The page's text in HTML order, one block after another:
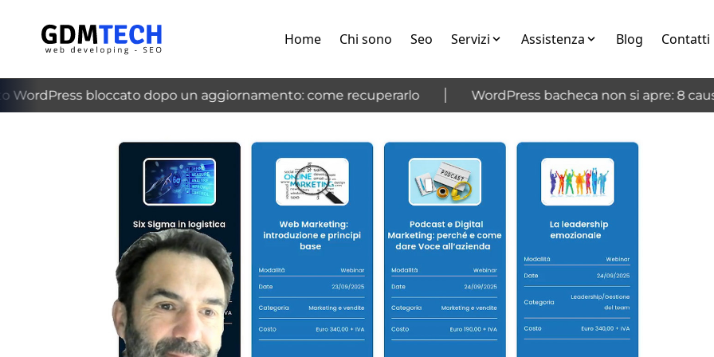
Home Chi sono Seo Servizi Assistenza Blog Contatti
bloccato dopo un aggiornamento: come recuperarlo WordPress bacheca non si apre: 8
‹